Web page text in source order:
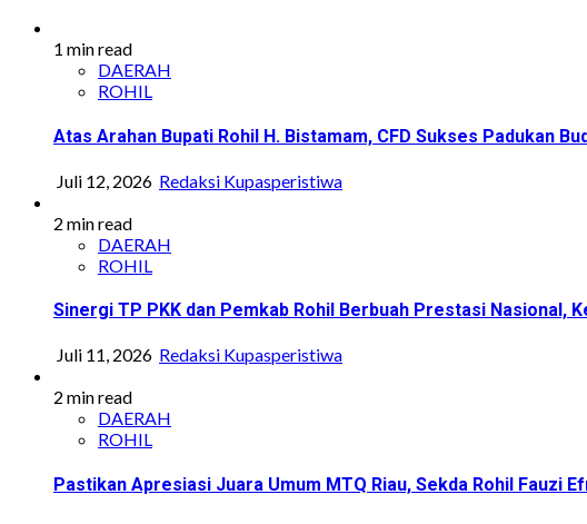
1 min read
DAERAH
ROHIL
Atas Arahan Bupati Rohil H. Bistamam, CFD Sukses Padukan
Juli 12, 2026 Redaksi Kupasperistiwa
2 min read
DAERAH
ROHIL
Sinergi TP PKK dan Pemkab Rohil Berbuah Prestasi Nasional,
Juli 11, 2026 Redaksi Kupasperistiwa
2 min read
DAERAH
ROHIL
Pastikan Apresiasi Juara Umum MTQ Riau, Sekda Rohil Fauzi